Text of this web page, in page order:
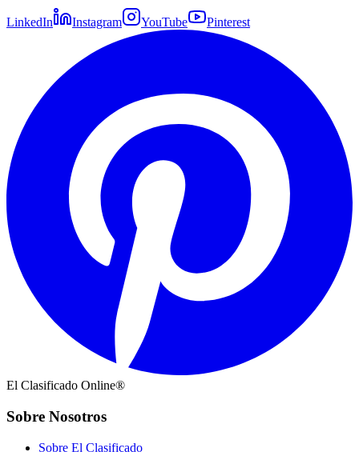
LinkedIn Instagram YouTube Pinterest
El Clasificado Online®
Sobre Nosotros
Sobre El Clasificado